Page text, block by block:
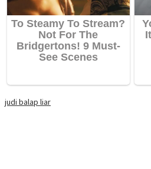
judi balap liar